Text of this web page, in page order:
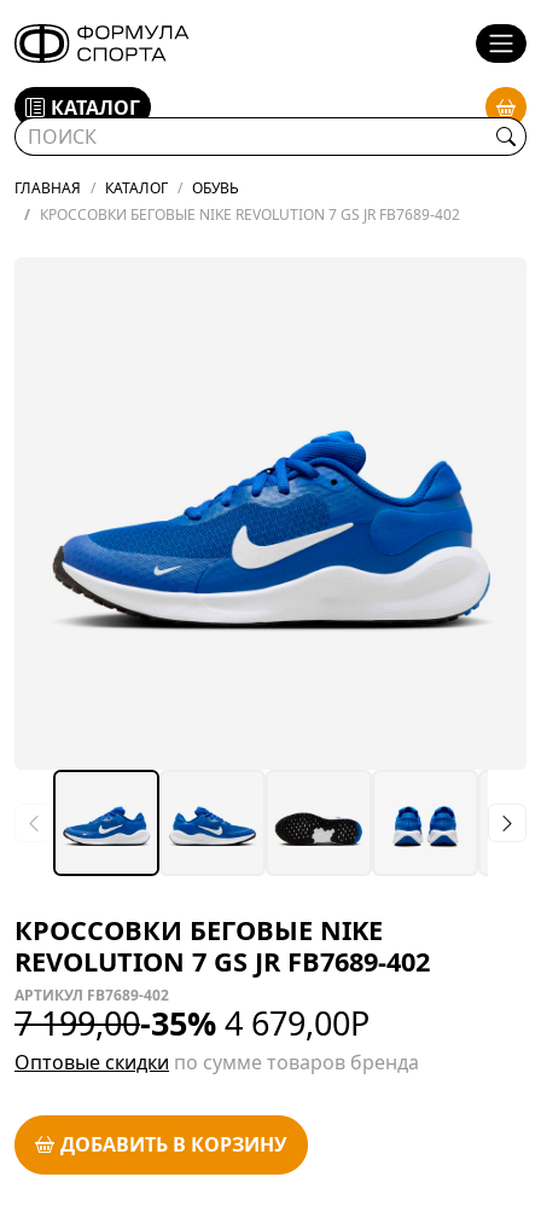
КАТАЛОГ
ГЛАВНАЯ КАТАЛОГ
ОБУВЬ
КРОССОВКИ БЕГОВЫЕ NIKE REVOLUTION 7 GS JR FB7689-402
КРОССОВКИ БЕГОВЫЕ NIKE
REVOLUTION 7 GS JR FB7689-402
АРТИКУЛ FB7689-402
7 199,00-35%4 679,00Р
Оптовые скидки по сумме товаров бренда
ДОБАВИТЬ В КОРЗИНУ